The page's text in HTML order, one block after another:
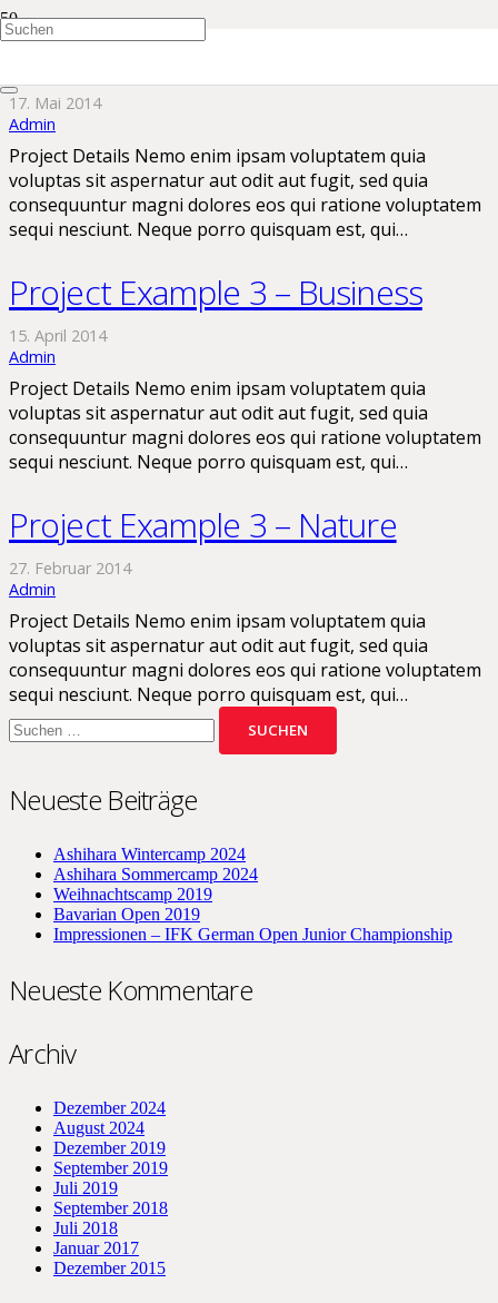
17. Mai 2014
Admin
Project Details Nemo enim ipsam voluptatem quia
voluptas sit aspernatur aut odit aut fugit, sed quia
consequuntur magni dolores eos qui ratione voluptatem
sequi nesciunt. Neque porro quisquam est, qui…
Project Example 3 – Business
15. April 2014
Admin
Project Details Nemo enim ipsam voluptatem quia
voluptas sit aspernatur aut odit aut fugit, sed quia
consequuntur magni dolores eos qui ratione voluptatem
sequi nesciunt. Neque porro quisquam est, qui…
Project Example 3 – Nature
27. Februar 2014
Admin
Project Details Nemo enim ipsam voluptatem quia
voluptas sit aspernatur aut odit aut fugit, sed quia
consequuntur magni dolores eos qui ratione voluptatem
sequi nesciunt. Neque porro quisquam est, qui…
Suchen
nach:
Neueste Beiträge
Ashihara Wintercamp 2024
Ashihara Sommercamp 2024
Weihnachtscamp 2019
Bavarian Open 2019
Impressionen – IFK German Open Junior Championship
Neueste Kommentare
Archiv
Dezember 2024
August 2024
Dezember 2019
September 2019
Juli 2019
September 2018
Juli 2018
Januar 2017
Dezember 2015